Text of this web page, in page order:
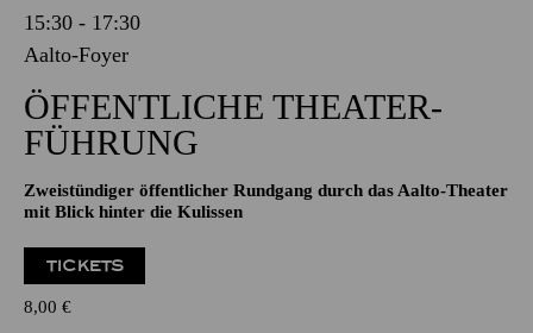
15:30 - 17:30
Aalto-Foyer
ÖFFENTLICHE THEATER­
FÜHRUNG
Zweistündiger öffentlicher Rundgang durch das Aalto-Theater
mit Blick hinter die Kulissen
TICKETS
8,00 €